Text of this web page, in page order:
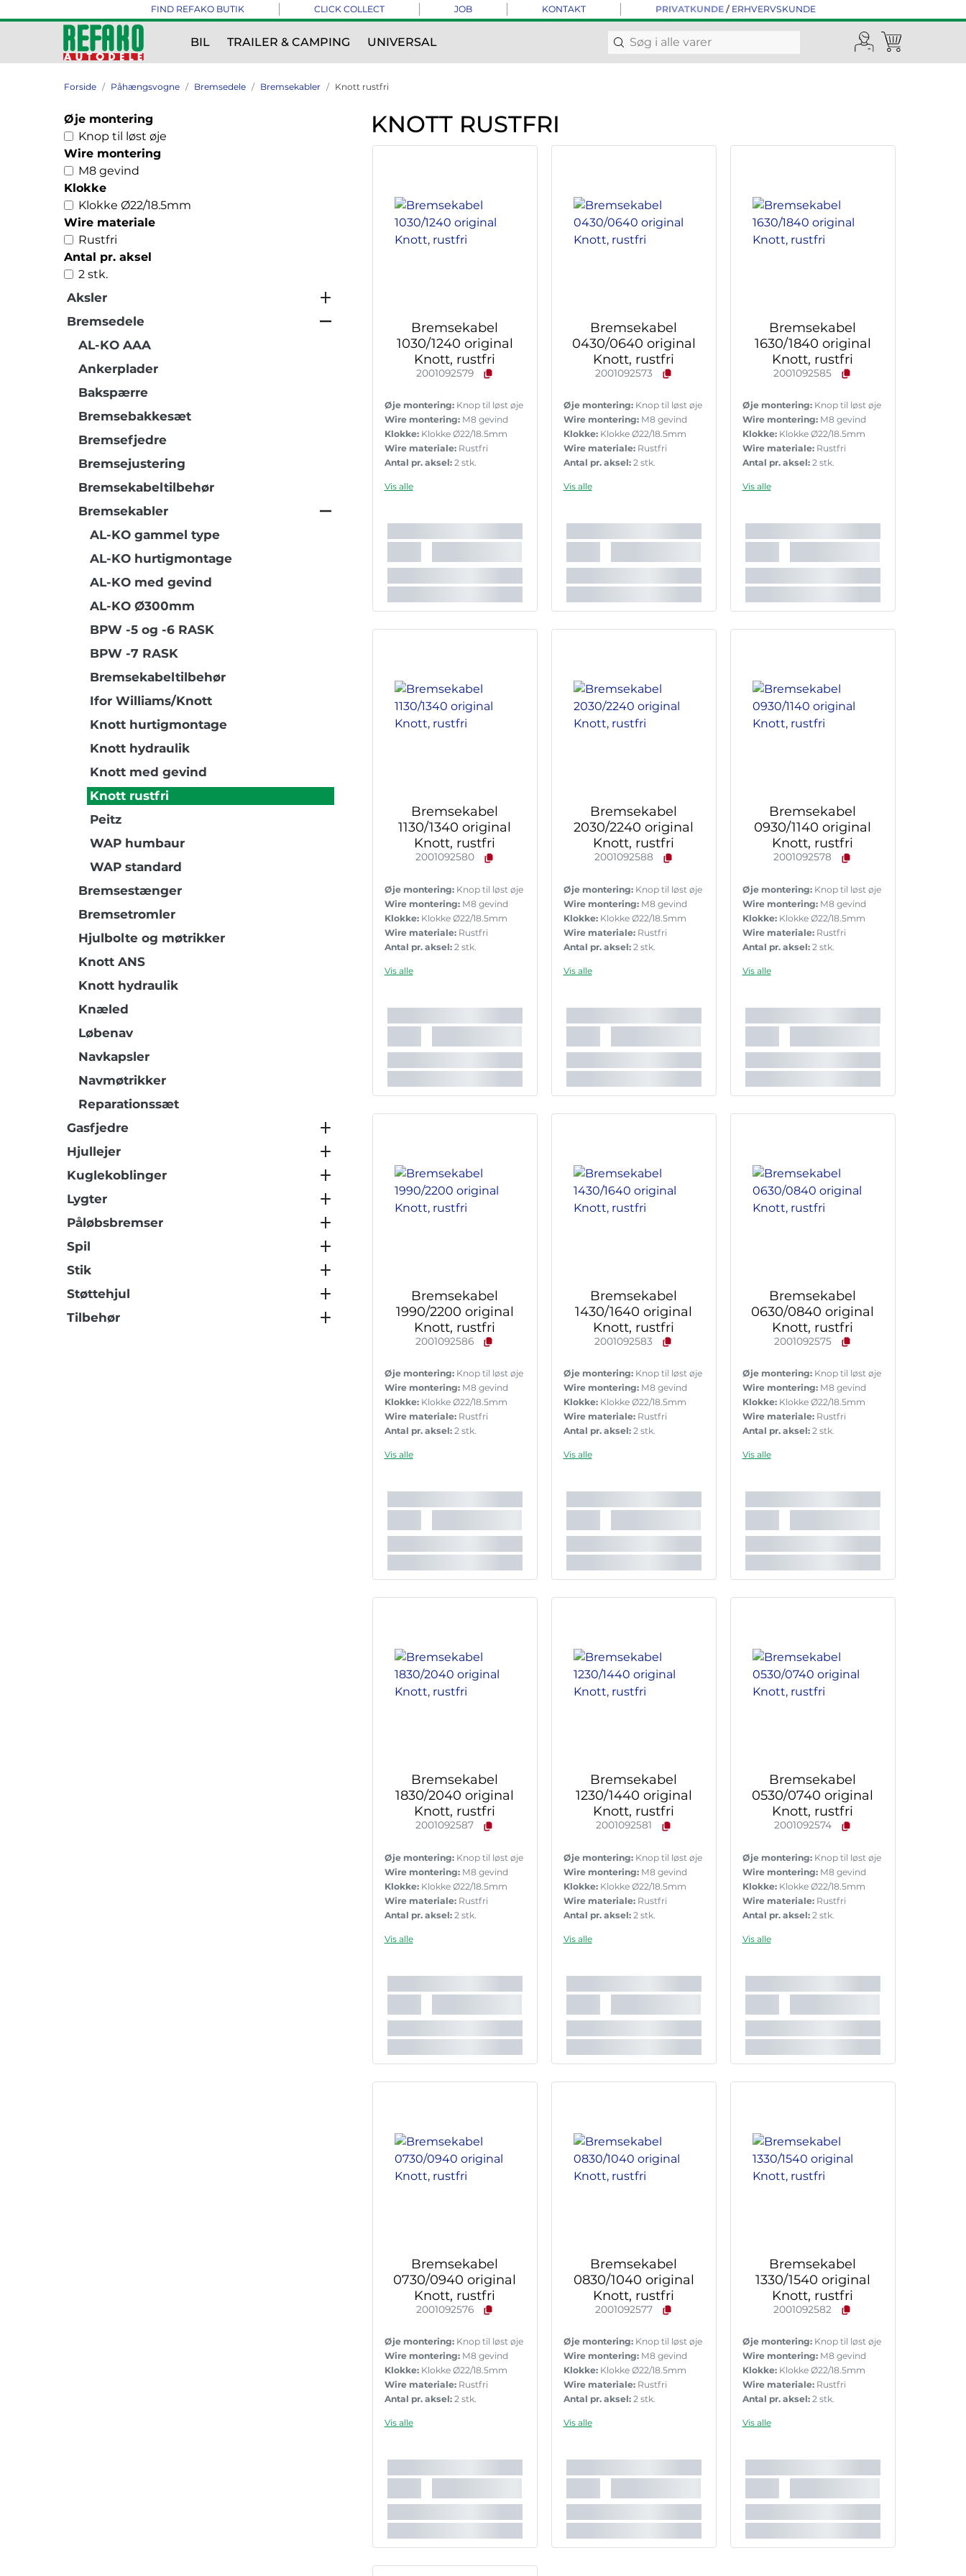
FIND REFAKO BUTIK CLICK COLLECT JOB KONTAKT PRIVATKUNDE/ ERHVERVSKUNDE
BIL TRAILER & CAMPING UNIVERSAL
Forside Påhængsvogne Bremsedele Bremsekabler Knott rustfri
Øje montering
Knop til løst øje
Wire montering
M8 gevind
Klokke
Klokke Ø22/18.5mm
Wire materiale
Rustfri
Antal pr. aksel
2 stk.
Aksler
Bremsedele
AL-KO AAA
Ankerplader
Bakspærre
Bremsebakkesæt
Bremsefjedre
Bremsejustering
Bremsekabeltilbehør
Bremsekabler
AL-KO gammel type
AL-KO hurtigmontage
AL-KO med gevind
AL-KO Ø300mm
BPW -5 og -6 RASK
BPW -7 RASK
Bremsekabeltilbehør
Ifor Williams/Knott
Knott hurtigmontage
Knott hydraulik
Knott med gevind
Knott rustfri
Peitz
WAP humbaur
WAP standard
Bremsestænger
Bremsetromler
Hjulbolte og møtrikker
Knott ANS
Knott hydraulik
Knæled
Løbenav
Navkapsler
Navmøtrikker
Reparationssæt
Gasfjedre
Hjullejer
Kuglekoblinger
Lygter
Påløbsbremser
Spil
Stik
Støttehjul
Tilbehør
KNOTT RUSTFRI
Bremsekabel
1030/1240 original
Knott, rustfri
2001092579
Øje montering: Knop til løst øje
Wire montering: M8 gevind
Klokke: Klokke Ø22/18.5mm
Wire materiale: Rustfri
Antal pr. aksel: 2 stk.
Vis alle
Bremsekabel
0430/0640 original
Knott, rustfri
2001092573
Øje montering: Knop til løst øje
Wire montering: M8 gevind
Klokke: Klokke Ø22/18.5mm
Wire materiale: Rustfri
Antal pr. aksel: 2 stk.
Vis alle
Bremsekabel
1630/1840 original
Knott, rustfri
2001092585
Øje montering: Knop til løst øje
Wire montering: M8 gevind
Klokke: Klokke Ø22/18.5mm
Wire materiale: Rustfri
Antal pr. aksel: 2 stk.
Vis alle
Bremsekabel
1130/1340 original
Knott, rustfri
2001092580
Øje montering: Knop til løst øje
Wire montering: M8 gevind
Klokke: Klokke Ø22/18.5mm
Wire materiale: Rustfri
Antal pr. aksel: 2 stk.
Vis alle
Bremsekabel
2030/2240 original
Knott, rustfri
2001092588
Øje montering: Knop til løst øje
Wire montering: M8 gevind
Klokke: Klokke Ø22/18.5mm
Wire materiale: Rustfri
Antal pr. aksel: 2 stk.
Vis alle
Bremsekabel
0930/1140 original
Knott, rustfri
2001092578
Øje montering: Knop til løst øje
Wire montering: M8 gevind
Klokke: Klokke Ø22/18.5mm
Wire materiale: Rustfri
Antal pr. aksel: 2 stk.
Vis alle
Bremsekabel
1990/2200 original
Knott, rustfri
2001092586
Øje montering: Knop til løst øje
Wire montering: M8 gevind
Klokke: Klokke Ø22/18.5mm
Wire materiale: Rustfri
Antal pr. aksel: 2 stk.
Vis alle
Bremsekabel
1430/1640 original
Knott, rustfri
2001092583
Øje montering: Knop til løst øje
Wire montering: M8 gevind
Klokke: Klokke Ø22/18.5mm
Wire materiale: Rustfri
Antal pr. aksel: 2 stk.
Vis alle
Bremsekabel
0630/0840 original
Knott, rustfri
2001092575
Øje montering: Knop til løst øje
Wire montering: M8 gevind
Klokke: Klokke Ø22/18.5mm
Wire materiale: Rustfri
Antal pr. aksel: 2 stk.
Vis alle
Bremsekabel
1830/2040 original
Knott, rustfri
2001092587
Øje montering: Knop til løst øje
Wire montering: M8 gevind
Klokke: Klokke Ø22/18.5mm
Wire materiale: Rustfri
Antal pr. aksel: 2 stk.
Vis alle
Bremsekabel
1230/1440 original
Knott, rustfri
2001092581
Øje montering: Knop til løst øje
Wire montering: M8 gevind
Klokke: Klokke Ø22/18.5mm
Wire materiale: Rustfri
Antal pr. aksel: 2 stk.
Vis alle
Bremsekabel
0530/0740 original
Knott, rustfri
2001092574
Øje montering: Knop til løst øje
Wire montering: M8 gevind
Klokke: Klokke Ø22/18.5mm
Wire materiale: Rustfri
Antal pr. aksel: 2 stk.
Vis alle
Bremsekabel
0730/0940 original
Knott, rustfri
2001092576
Øje montering: Knop til løst øje
Wire montering: M8 gevind
Klokke: Klokke Ø22/18.5mm
Wire materiale: Rustfri
Antal pr. aksel: 2 stk.
Vis alle
Bremsekabel
0830/1040 original
Knott, rustfri
2001092577
Øje montering: Knop til løst øje
Wire montering: M8 gevind
Klokke: Klokke Ø22/18.5mm
Wire materiale: Rustfri
Antal pr. aksel: 2 stk.
Vis alle
Bremsekabel
1330/1540 original
Knott, rustfri
2001092582
Øje montering: Knop til løst øje
Wire montering: M8 gevind
Klokke: Klokke Ø22/18.5mm
Wire materiale: Rustfri
Antal pr. aksel: 2 stk.
Vis alle